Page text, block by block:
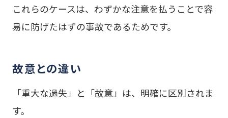
これらのケースは、わずかな注意を払うことで容
易に防げたはずの事故であるためです。
故意との違い
「重大な過失」と「故意」は、明確に区別されま
す。